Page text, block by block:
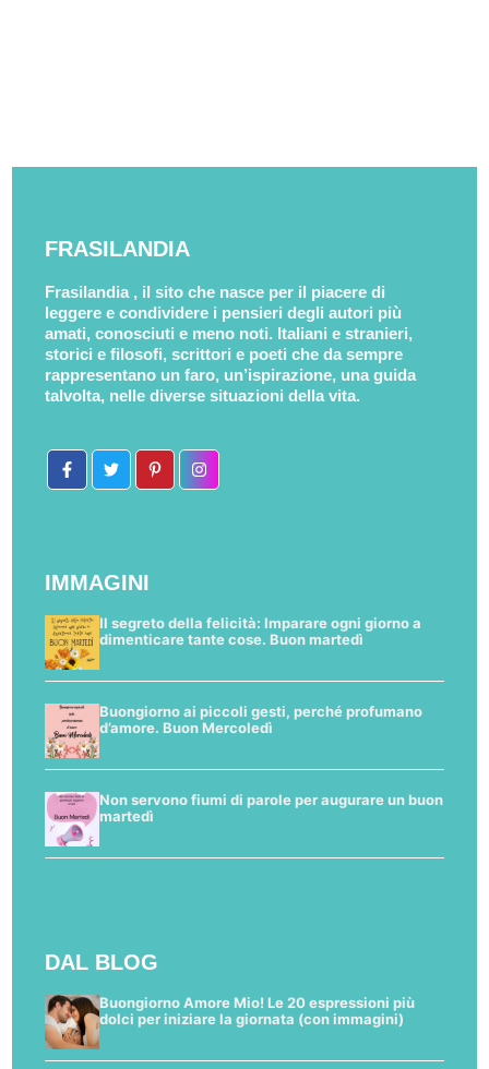
FRASILANDIA
Frasilandia , il sito che nasce per il piacere di
leggere e condividere i pensieri degli autori più
amati, conosciuti e meno noti. Italiani e stranieri,
storici e filosofi, scrittori e poeti che da sempre
rappresentano un faro, un’ispirazione, una guida
talvolta, nelle diverse situazioni della vita.
IMMAGINI
Il segreto della felicità: Imparare ogni giorno a
dimenticare tante cose. Buon martedì
Buongiorno ai piccoli gesti, perché profumano
d’amore. Buon Mercoledì
Non servono fiumi di parole per augurare un buon
martedì
DAL BLOG
Buongiorno Amore Mio! Le 20 espressioni più
dolci per iniziare la giornata (con immagini)